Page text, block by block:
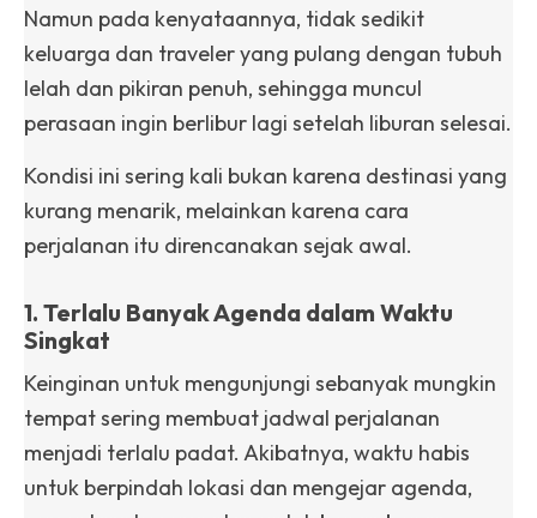
Namun pada kenyataannya, tidak sedikit
keluarga dan traveler yang pulang dengan tubuh
lelah dan pikiran penuh, sehingga muncul
perasaan ingin berlibur lagi setelah liburan selesai.
Kondisi ini sering kali bukan karena destinasi yang
kurang menarik, melainkan karena cara
perjalanan itu direncanakan sejak awal.
1. Terlalu Banyak Agenda dalam Waktu
Singkat
Keinginan untuk mengunjungi sebanyak mungkin
tempat sering membuat jadwal perjalanan
menjadi terlalu padat. Akibatnya, waktu habis
untuk berpindah lokasi dan mengejar agenda,